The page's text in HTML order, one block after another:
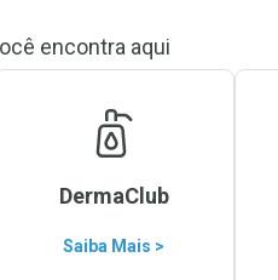
encontra aqui
DermaClub
Saiba Mais >